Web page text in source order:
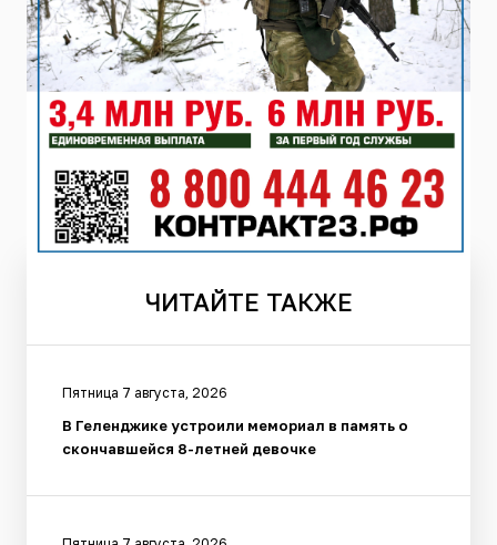
ЧИТАЙТЕ ТАКЖЕ
Пятница 7 августа, 2026
В Геленджике устроили мемориал в память о
скончавшейся 8-летней девочке